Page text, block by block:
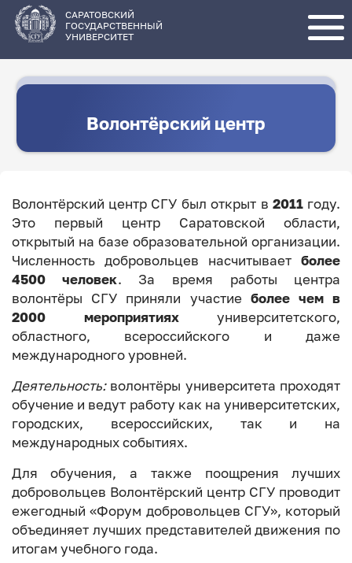
основному
содержанию
САРАТОВСКИЙ
ГОСУДАРСТВЕННЫЙ
УНИВЕРСИТЕТ
Волонтёрский центр
Волонтёрский центр СГУ был открыт в 2011 году.
Это первый центр Саратовской области,
открытый на базе образовательной организации.
Численность добровольцев насчитываетболее
4500 человек. За время работы центра
волонтёры СГУ приняли участие более чем в
2000 мероприятияхуниверситетского,
областного, всероссийского и даже
международного уровней.
Деятельность:волонтёры университета проходят
обучение и ведут работу как на университетских,
городских, всероссийских, так и на
международных событиях.
Для обучения, а также поощрения лучших
добровольцев Волонтёрский центр СГУ проводит
ежегодный «Форум добровольцев СГУ», который
объединяет лучших представителей движения по
итогам учебного года.